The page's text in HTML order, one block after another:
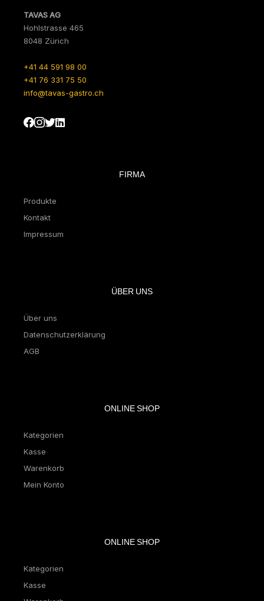
TAVAS AG
Hohlstrasse 465
8048 Zürich
+41 44 591 98 00
+41 76 331 75 50
info@tavas-gastro.ch
FIRMA
Produkte
Kontakt
Impressum
ÜBER UNS
Über uns
Datenschutzerklärung
AGB
ONLINE SHOP
Kategorien
Kasse
Warenkorb
Mein Konto
ONLINE SHOP
Kategorien
Kasse